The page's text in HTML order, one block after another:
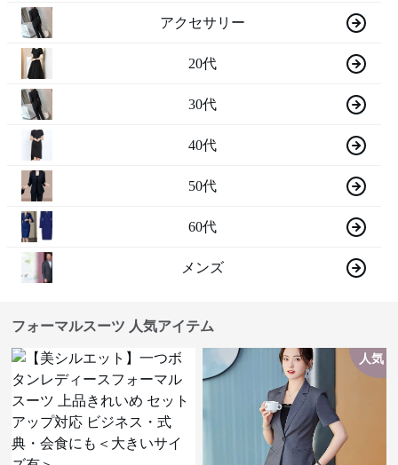
アクセサリー
20代
30代
40代
50代
60代
メンズ
フォーマルスーツ 人気アイテム
人気